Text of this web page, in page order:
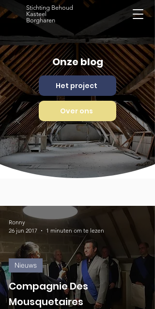
Stichting Behoud
Kasteel
Borgharen
Onze blog
Het project
Over ons
Compagnie Des
Mousquetaires
Nieuws
Ronny
26 jun 2017
1 minuten om te lezen